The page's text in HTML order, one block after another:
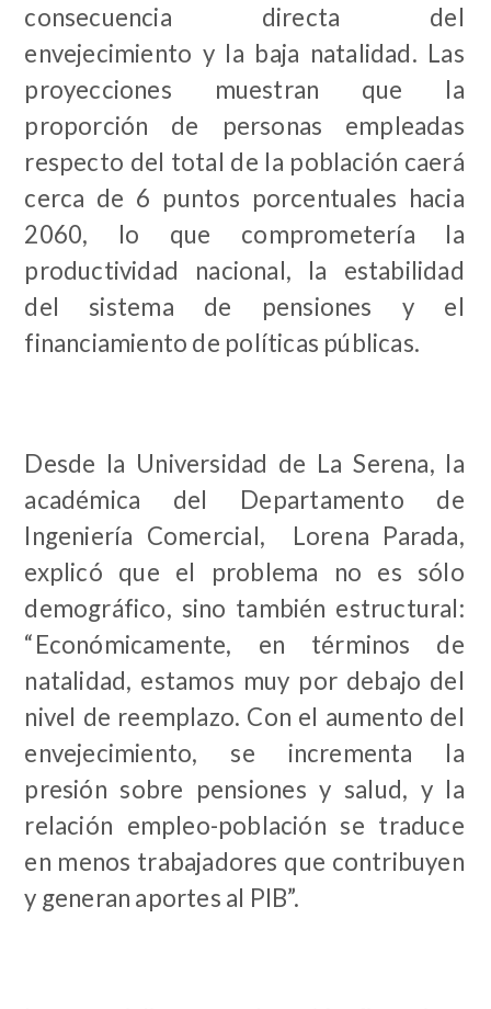
consecuencia directa del
envejecimiento y la baja natalidad. Las
proyecciones muestran que la
proporción de personas empleadas
respecto del total de la población caerá
cerca de 6 puntos porcentuales hacia
2060, lo que comprometería la
productividad nacional, la estabilidad
del sistema de pensiones y el
financiamiento de políticas públicas.
Desde la Universidad de La Serena, la
académica del Departamento de
Ingeniería Comercial, Lorena Parada,
explicó que el problema no es sólo
demográfico, sino también estructural:
“Económicamente, en términos de
natalidad, estamos muy por debajo del
nivel de reemplazo. Con el aumento del
envejecimiento, se incrementa la
presión sobre pensiones y salud, y la
relación empleo-población se traduce
en menos trabajadores que contribuyen
y generan aportes al PIB”.